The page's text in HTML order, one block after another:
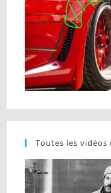
Toutes les vidéos